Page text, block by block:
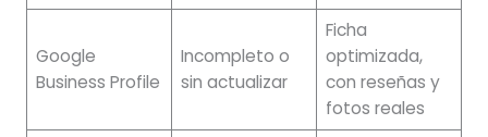
Google
Business Profile
Incompleto o
sin actualizar
Ficha
optimizada,
con reseñas y
fotos reales